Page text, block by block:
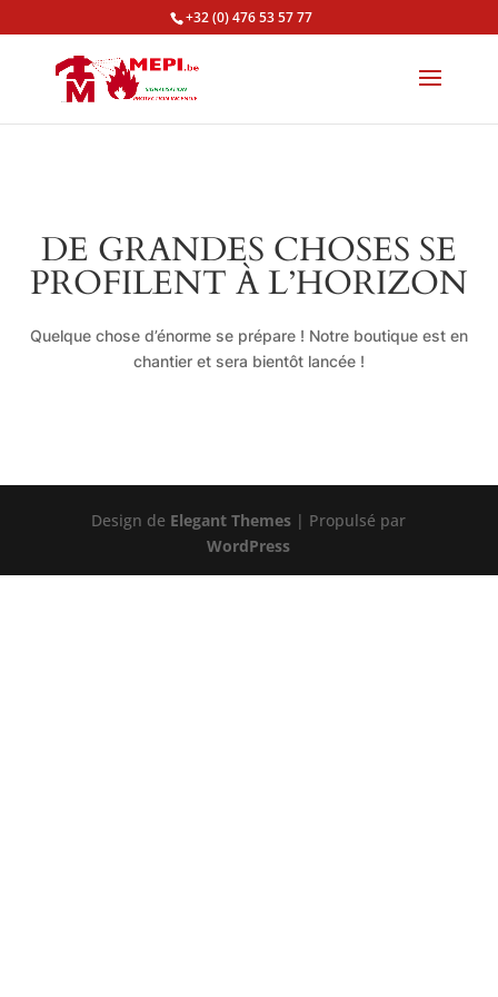
+32 (0) 476 53 57 77
DE GRANDES CHOSES SE
PROFILENT À L’HORIZON
Quelque chose d’énorme se prépare ! Notre boutique est en
chantier et sera bientôt lancée !
Design de Elegant Themes | Propulsé par
WordPress